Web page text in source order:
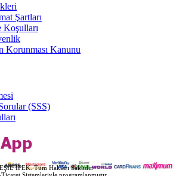
Şartları
Koşulları
Korunması Kanunu
(SSS)
İPEK. Tüm Hakları Saklıdır.
Sistemleriyle programlanmıştır.